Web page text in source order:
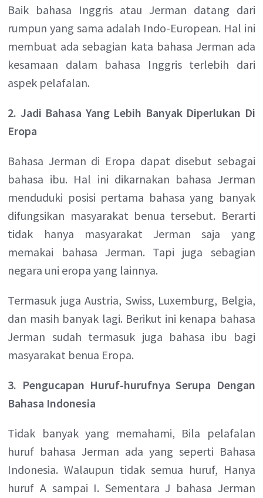
Baik bahasa Inggris atau Jerman datang dari
rumpun yang sama adalah Indo-European. Hal ini
membuat ada sebagian kata bahasa Jerman ada
kesamaan dalam bahasa Inggris terlebih dari
aspek pelafalan.
2. Jadi Bahasa Yang Lebih Banyak Diperlukan Di
Eropa
Bahasa Jerman di Eropa dapat disebut sebagai
bahasa ibu. Hal ini dikarnakan bahasa Jerman
menduduki posisi pertama bahasa yang banyak
difungsikan masyarakat benua tersebut. Berarti
tidak hanya masyarakat Jerman saja yang
memakai bahasa Jerman. Tapi juga sebagian
negara uni eropa yang lainnya.
Termasuk juga Austria, Swiss, Luxemburg, Belgia,
dan masih banyak lagi. Berikut ini kenapa bahasa
Jerman sudah termasuk juga bahasa ibu bagi
masyarakat benua Eropa.
3. Pengucapan Huruf-hurufnya Serupa Dengan
Bahasa Indonesia
Tidak banyak yang memahami, Bila pelafalan
huruf bahasa Jerman ada yang seperti Bahasa
Indonesia. Walaupun tidak semua huruf, Hanya
huruf A sampai I. Sementara J bahasa Jerman